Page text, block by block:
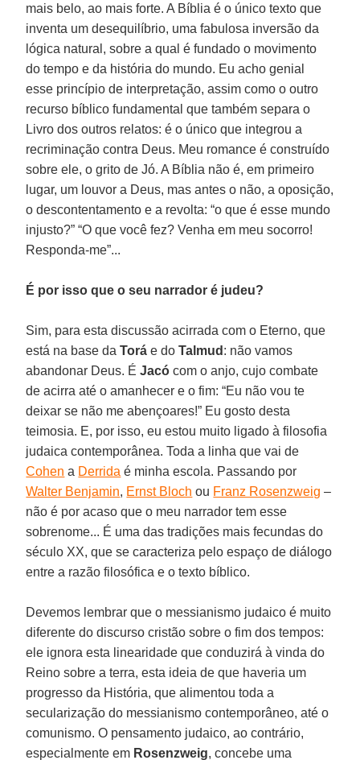
mais belo, ao mais forte. A Bíblia é o único texto que
inventa um desequilíbrio, uma fabulosa inversão da
lógica natural, sobre a qual é fundado o movimento
do tempo e da história do mundo. Eu acho genial
esse princípio de interpretação, assim como o outro
recurso bíblico fundamental que também separa o
Livro dos outros relatos: é o único que integrou a
recriminação contra Deus. Meu romance é construído
sobre ele, o grito de Jó. A Bíblia não é, em primeiro
lugar, um louvor a Deus, mas antes o não, a oposição,
o descontentamento e a revolta: “o que é esse mundo
injusto?” “O que você fez? Venha em meu socorro!
Responda-me”...
É por isso que o seu narrador é judeu?
Sim, para esta discussão acirrada com o Eterno, que
está na base daTorá e doTalmud : não vamos
abandonar Deus. ÉJacó com o anjo, cujo combate
de acirra até o amanhecer e o fim: “Eu não vou te
deixar se não me abençoares!” Eu gosto desta
teimosia. E, por isso, eu estou muito ligado à filosofia
judaica contemporânea. Toda a linha que vai de
Cohen a Derrida é minha escola. Passando por
Walter Benjamin, Ernst Bloch ou Franz Rosenzweig –
não é por acaso que o meu narrador tem esse
sobrenome... É uma das tradições mais fecundas do
século XX, que se caracteriza pelo espaço de diálogo
entre a razão filosófica e o texto bíblico.
Devemos lembrar que o messianismo judaico é muito
diferente do discurso cristão sobre o fim dos tempos:
ele ignora esta linearidade que conduzirá à vinda do
Reino sobre a terra, esta ideia de que haveria um
progresso da História, que alimentou toda a
secularização do messianismo contemporâneo, até o
comunismo. O pensamento judaico, ao contrário,
especialmente em Rosenzweig, concebe uma